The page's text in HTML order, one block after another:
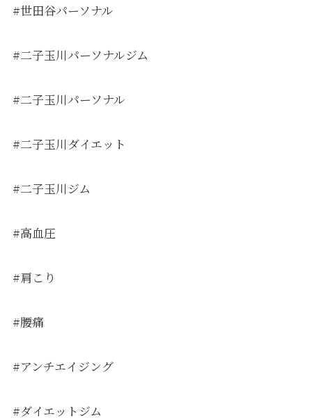
#世田谷パーソナル
#二子玉川パーソナルジム
#二子玉川パーソナル
#二子玉川ダイエット
#二子玉川ジム
#高血圧
#肩こり
#腰痛
#アンチエイジング
#ダイエットジム